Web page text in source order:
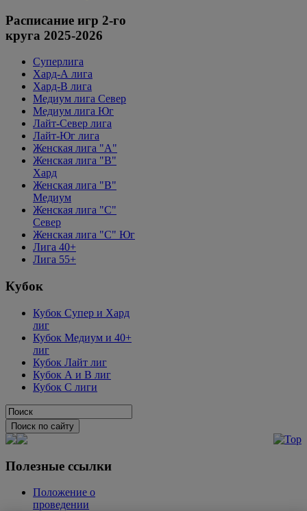
Расписание игр 2-го
круга 2025-2026
Суперлига
Хард-А лига
Хард-В лига
Медиум лига Север
Медиум лига Юг
Лайт-Север лига
Лайт-Юг лига
Женская лига "А"
Женская лига "В"
Хард
Женская лига "В"
Медиум
Женская лига "C"
Север
Женская лига "C" Юг
Лига 40+
Лига 55+
Кубок
Кубок Супер и Хард
лиг
Кубок Медиум и 40+
лиг
Кубок Лайт лиг
Кубок А и В лиг
Кубок С лиги
Полезные ссылки
Положение о
проведении